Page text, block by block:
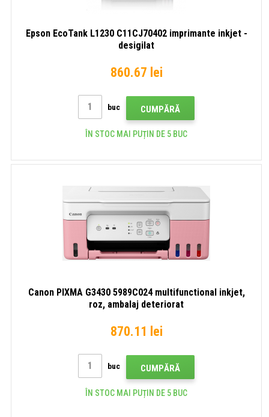
Epson EcoTank L1230 C11CJ70402 imprimante inkjet -
desigilat
860.67 lei
buc CUMPĂRĂ
ÎN STOC MAI PUȚIN DE 5 BUC
Canon PIXMA G3430 5989C024 multifunctional inkjet,
roz, ambalaj deteriorat
870.11 lei
buc CUMPĂRĂ
ÎN STOC MAI PUȚIN DE 5 BUC